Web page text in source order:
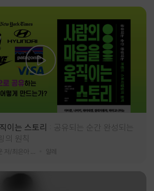
이는 스토리
공유되는 순간 완성되는
의 원칙
알레